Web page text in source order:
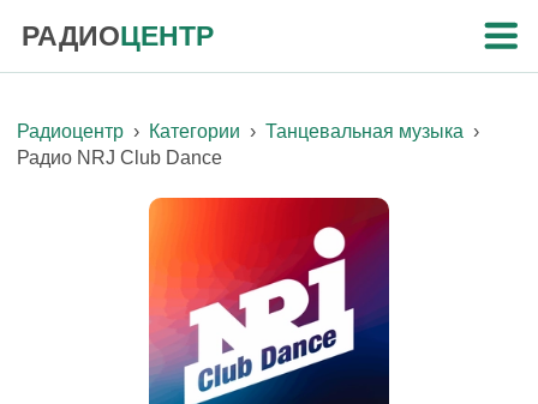
РАДИОЦЕНТР
Радиоцентр › Категории › Танцевальная музыка ›
Радио NRJ Club Dance